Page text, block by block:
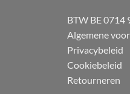
BTW BE 0714
Algemene
Privacybeleid
Cookiebeleid
Retourneren